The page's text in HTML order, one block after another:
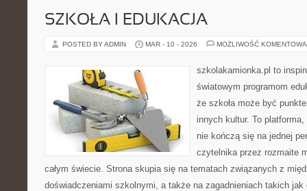
SZKOŁA I EDUKACJA
POSTED BY ADMIN MAR - 10 - 2026 MOŻLIWOŚĆ
szkolakamionka.pl to
światowym programom
że szkoła może być
innych kultur. To
nie kończą się na jednej
czytelnika przez rozmaite
całym świecie. Strona skupia się na tematach związanych z
doświadczeniami szkolnymi, a także na zagadnieniach takich